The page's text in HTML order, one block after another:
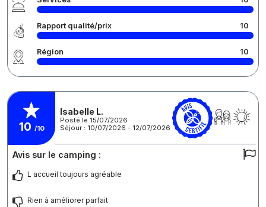
Rapport qualité/prix 10
Région 10
10 /10
Isabelle L.
Posté le 15/07/2026
Séjour : 10/07/2026 - 12/07/2026
Avis sur le camping :
L accueil toujours agréable
Rien à améliorer parfait